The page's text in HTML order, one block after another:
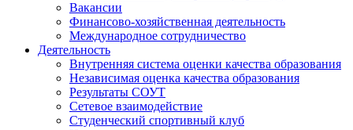
Вакансии
Финансово-хозяйственная деятельность
Международное сотрудничество
Деятельность
Внутренняя система оценки качества образования
Независимая оценка качества образования
Результаты СОУТ
Сетевое взаимодействие
Студенческий спортивный клуб